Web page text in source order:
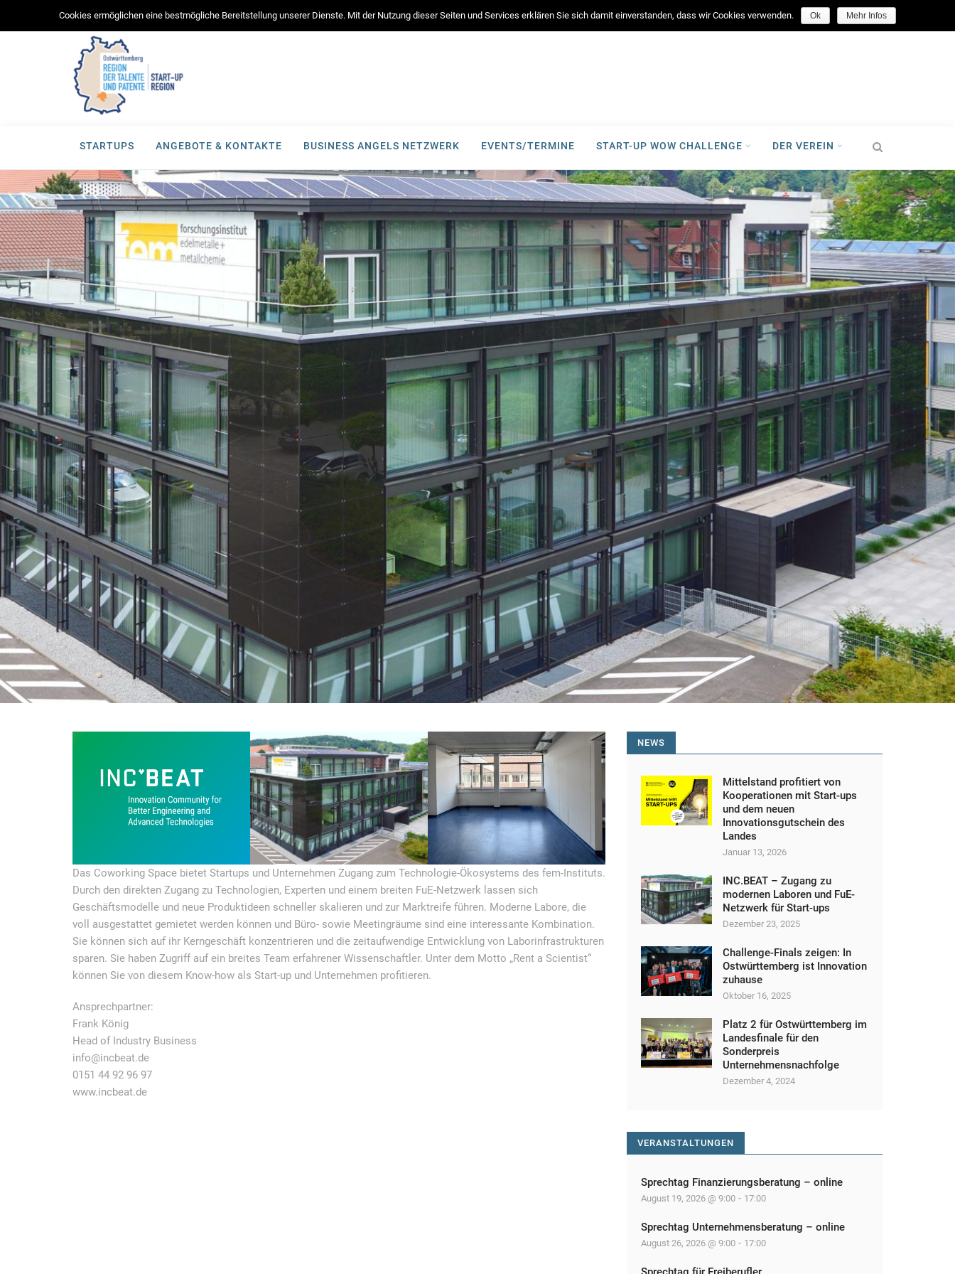
facebook
STARTUPS ANGEBOTE & KONTAKTE BUSINESS ANGELS NETZWERK EVENTS/TERMINE START-UP WOW CHALLENGE DER VEREIN
Das Coworking Space bietet Startups und Unternehmen Zugang zum Technologie-Ökosystems des fem-Instituts.
Durch den direkten Zugang zu Technologien, Experten und einem breiten FuE-Netzwerk lassen sich
Geschäftsmodelle und neue Produktideen schneller skalieren und zur Marktreife führen. Moderne Labore, die
voll ausgestattet gemietet werden können und Büro- sowie Meetingräume sind eine interessante Kombination.
Sie können sich auf ihr Kerngeschäft konzentrieren und die zeitaufwendige Entwicklung von Laborinfrastrukturen
sparen. Sie haben Zugriff auf ein breites Team erfahrener Wissenschaftler. Unter dem Motto „Rent a Scientist“
können Sie von diesem Know-how als Start-up und Unternehmen profitieren.
Ansprechpartner:
Frank König
Head of Industry Business
info@incbeat.de
0151 44 92 96 97
www.incbeat.de
NEWS
Mittelstand profitiert von
Kooperationen mit Start-ups
und dem neuen
Innovationsgutschein des
Landes
Januar 13, 2026
INC.BEAT – Zugang zu
modernen Laboren und FuE-
Netzwerk für Start-ups
Dezember 23, 2025
Challenge-Finals zeigen: In
Ostwürttemberg ist Innovation
zuhause
Oktober 16, 2025
Platz 2 für Ostwürttemberg im
Landesfinale für den
Sonderpreis
Unternehmensnachfolge
Dezember 4, 2024
VERANSTALTUNGEN
Sprechtag Finanzierungsberatung – online
August 19, 2026 @ 9:00 - 17:00
Sprechtag Unternehmensberatung – online
August 26, 2026 @ 9:00 - 17:00
Cookies ermöglichen eine bestmögliche Bereitstellung unserer Dienste. Mit der Nutzung dieser Seiten und Services erklären Sie sich damit einverstanden, dass wir Cookies verwenden. Ok Mehr Infos